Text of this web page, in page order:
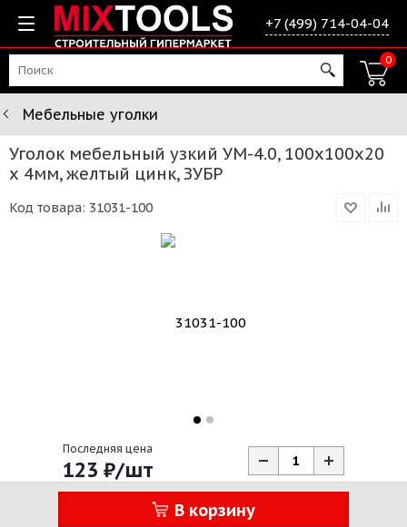
+7 (499) 714-04-04
0
Мебельные уголки
Уголок мебельный узкий УМ-4.0, 100х100х20
х 4мм, желтый цинк, ЗУБР
Код товара: 31031-100
Последняя цена
123 ₽/шт
В корзину